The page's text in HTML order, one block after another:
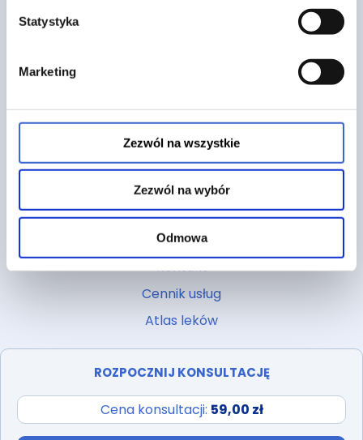
Statystyka
Marketing
Zezwól na wszystkie
Zezwól na wybór
Odmowa
ROZPOCZNIJ KONSULTACJĘ
Cena konsultacji: 59,00 zł
O nas
Blog
Regulamin
Polityka prywatności
Pliki cookies
Kontakt
Cennik usług
Atlas leków